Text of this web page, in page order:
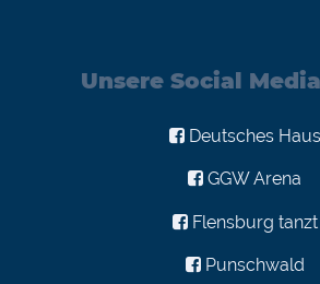
Unsere Social
Deutsches Haus
GGW Arena
Flensburg tanzt
Punschwald